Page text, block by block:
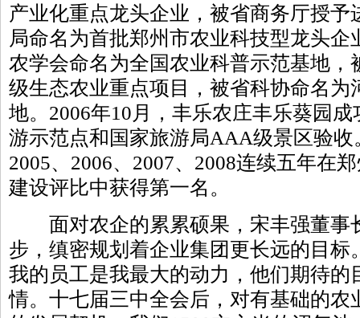
产业化重点龙头企业，被省商务厅授
局命名为首批郑州市农业科技型龙头
农学会命名为全国农业科普示范基地，
级生态农业重点项目，被省科协命名为
地。2006年10月，丰乐农庄丰乐葵园
游示范点和国家旅游局AAA级景区验收
2005、2006、2007、2008连续五年在
建设评比中获得第一名。
面对农企的累累硕果，宋丰强董事
步，缜密规划着企业集团更长远的目标
我的员工是我最大的动力，他们期待的
情。十七届三中全会后，对有基础的农